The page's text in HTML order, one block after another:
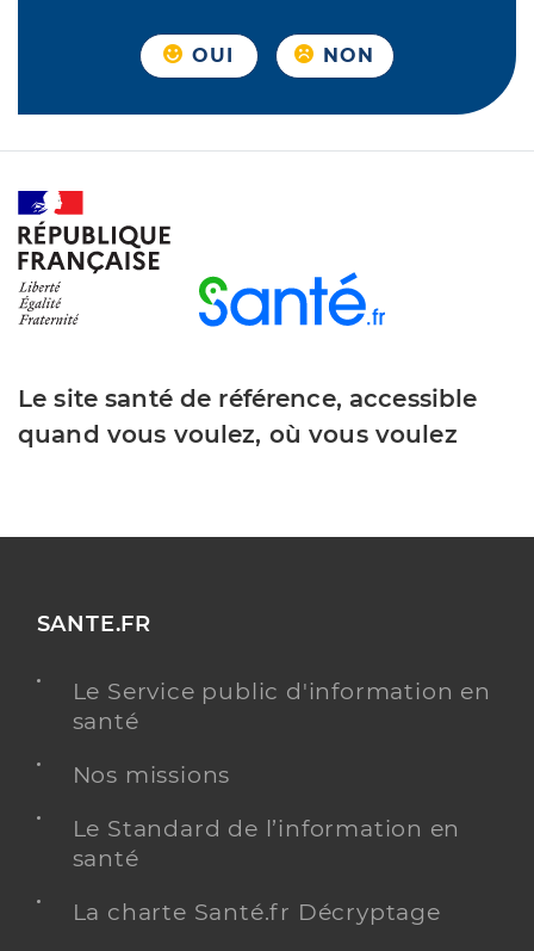
OUI NON
Le site santé de référence, accessible
quand vous voulez, où vous voulez
SANTE.FR
Le Service public d'information en
santé
Nos missions
Le Standard de l’information en
santé
La charte Santé.fr Décryptage